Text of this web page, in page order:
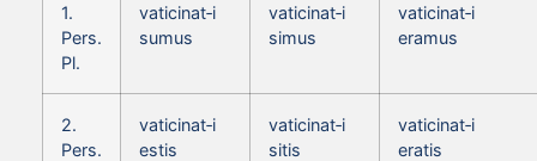
1.
Pers.
Pl.
vaticinat‑i
sumus
vaticinat‑i
simus
vaticinat‑i
eramus
2.
Pers.
vaticinat‑i
estis
vaticinat‑i
sitis
vaticinat‑i
eratis